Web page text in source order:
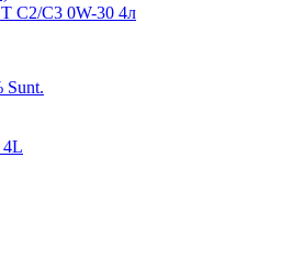
C2/C3 0W-30 4л
Sunt.
4L